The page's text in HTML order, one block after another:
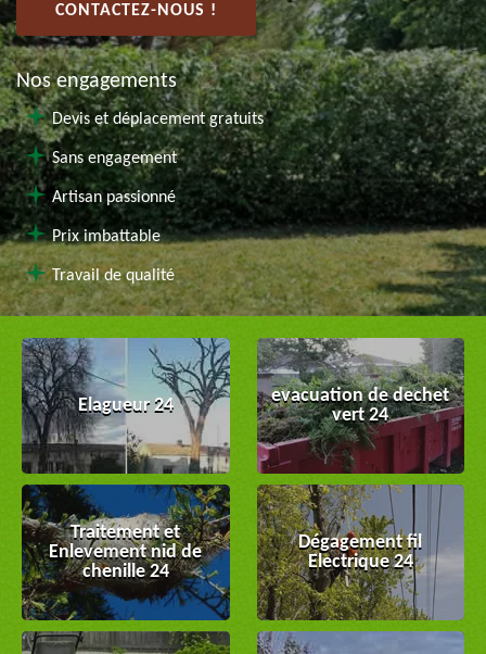
CONTACTEZ-NOUS !
Nos engagements
Devis et déplacement gratuits
Sans engagement
Artisan passionné
Prix imbattable
Travail de qualité
Elagueur 24
evacuation de dechet
vert 24
Traitement et
Enlevement nid de
chenille 24
Dégagement fil
Electrique 24